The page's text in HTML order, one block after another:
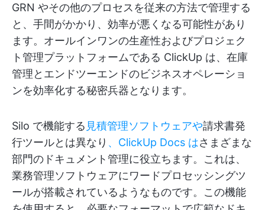
GRN やその他のプロセスを従来の方法で管理する
と、手間がかかり、効率が悪くなる可能性があり
ます。オールインワンの生産性およびプロジェク
ト管理プラットフォームである ClickUp は、在庫
管理とエンドツーエンドのビジネスオペレーショ
ンを効率化する秘密兵器となります。
Silo で機能する 見積管理ソフトウェアや請求書発
行ツールとは異なり 、ClickUp Docs はさまざまな
部門のドキュメント管理に役立ちます。これは、
業務管理ソフトウェアにワードプロセッシングツ
ールが搭載されているようなものです。この機能